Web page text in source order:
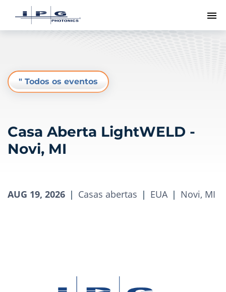
" Todos os eventos
Casa Aberta LightWELD -
Novi, MI
AUG 19, 2026 | Casas abertas | EUA | Novi, MI